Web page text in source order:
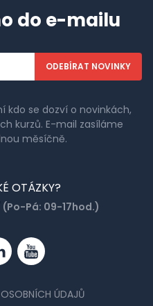
do e-mailu
se dozví o novinkách,
kurzů. E-mail zasíláme
měsíčně.
OTÁZKY?
(Po-Pá: 09-17hod.)
YouTube
ÚDAJŮ